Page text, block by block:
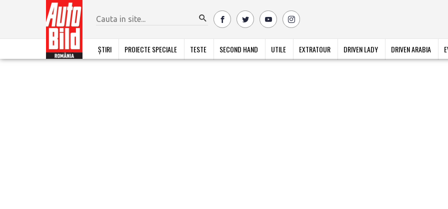
ȘTIRI PROIECTE SPECIALE TESTE SECOND HAND UTILE EXTRATOUR DRIVEN LADY DRIVEN ARABIA